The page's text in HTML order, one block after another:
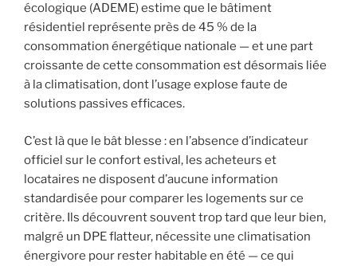
écologique (ADEME) estime que le bâtiment
résidentiel représente près de 45 % de la
consommation énergétique nationale — et une part
croissante de cette consommation est désormais liée
à la climatisation, dont l’usage explose faute de
solutions passives efficaces.
C’est là que le bât blesse : en l’absence d’indicateur
officiel sur le confort estival, les acheteurs et
locataires ne disposent d’aucune information
standardisée pour comparer les logements sur ce
critère. Ils découvrent souvent trop tard que leur bien,
malgré un DPE flatteur, nécessite une climatisation
énergivore pour rester habitable en été — ce qui